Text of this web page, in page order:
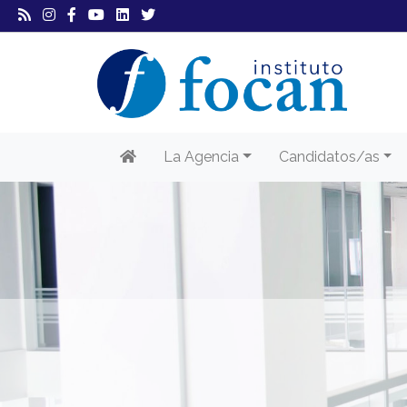
La Agencia Candidatos/as